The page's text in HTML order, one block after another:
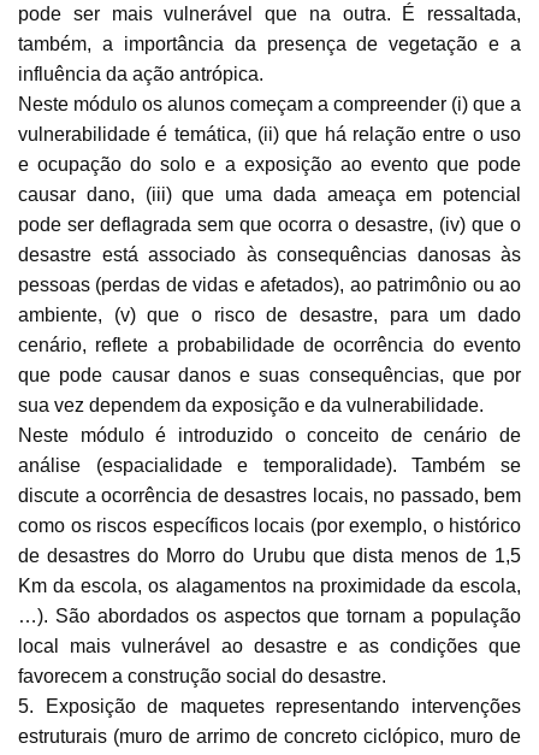
pode ser mais vulnerável que na outra. É ressaltada,
também, a importância da presença de vegetação e a
influência da ação antrópica.
Neste módulo os alunos começam a compreender (i) que a
vulnerabilidade é temática, (ii) que há relação entre o uso
e ocupação do solo e a exposição ao evento que pode
causar dano, (iii) que uma dada ameaça em potencial
pode ser deflagrada sem que ocorra o desastre, (iv) que o
desastre está associado às consequências danosas às
pessoas (perdas de vidas e afetados), ao patrimônio ou ao
ambiente, (v) que o risco de desastre, para um dado
cenário, reflete a probabilidade de ocorrência do evento
que pode causar danos e suas consequências, que por
sua vez dependem da exposição e da vulnerabilidade.
Neste módulo é introduzido o conceito de cenário de
análise (espacialidade e temporalidade). Também se
discute a ocorrência de desastres locais, no passado, bem
como os riscos específicos locais (por exemplo, o histórico
de desastres do Morro do Urubu que dista menos de 1,5
Km da escola, os alagamentos na proximidade da escola,
…). São abordados os aspectos que tornam a população
local mais vulnerável ao desastre e as condições que
favorecem a construção social do desastre.
5. Exposição de maquetes representando intervenções
estruturais (muro de arrimo de concreto ciclópico, muro de